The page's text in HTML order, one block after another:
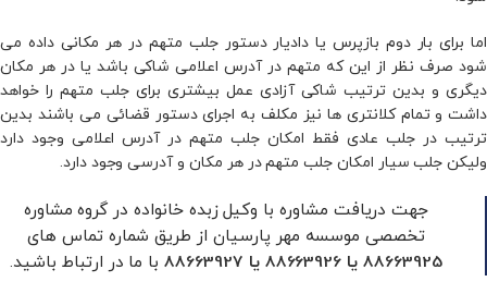
اما برای بار دوم بازپرس یا دادیار دستور جلب متهم در هر مکانی داده می‌
شود صرف نظر از این که متهم در آدرس اعلامی شاکی باشد یا در هر مکان
دیگری و بدین ترتیب شاکی آزادی عمل بیشتری برای جلب متهم را خواهد
داشت و تمام کلانتری‌ ها نیز مکلف به اجرای دستور قضائی می‌ باشند بدین
ترتیب در جلب عادی فقط امکان جلب متهم در آدرس اعلامی وجود دارد
ولیکن جلب سیار امکان جلب متهم در هر مکان و آدرسی وجود دارد.
جهت دریافت مشاوره با وکیل زبده خانواده در گروه مشاوره
تخصصی موسسه مهر پارسیان از طریق شماره تماس های
88663925یا 88663926 یا 88663927با ما در ارتباط باشید.